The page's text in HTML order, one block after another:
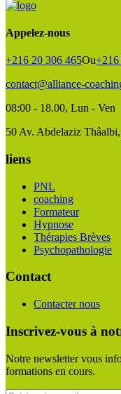
Appelez-nous
+216 20 306 465Ou+216
contact@alliance-
08:00 - 18.00, Lun - Ven
50 Av. Abdelaziz
liens
PNL
coaching
Formateur
Hypnose
Thérapies Brèves
Psychopathologie
Contact
Contacter nous
Inscrivez-vous à
Notre newsletter vous
formations en cours.